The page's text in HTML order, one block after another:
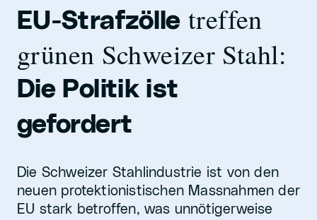
EU-Strafzölle treffen
grünen Schweizer Stahl:
Die Politik ist
gefordert
Die Schweizer Stahlindustrie ist von den
neuen protektionistischen Massnahmen der
EU stark betroffen, was unnötigerweise